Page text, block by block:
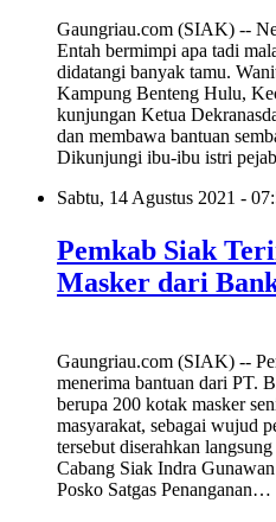
Gaungriau.com (SIAK) --
Entah bermimpi apa tadi
didatangi banyak tamu.
Kampung Benteng Hulu,
kunjungan Ketua
dan membawa bantuan
Dikunjungi ibu-ibu istri
Sabtu, 14 Agustus 2021 -
Pemkab Siak
Masker dari
Gaungriau.com (SIAK) --
menerima bantuan dari PT.
berupa 200 kotak masker
masyarakat, sebagai wujud
tersebut diserahkan
Cabang Siak Indra
Posko Satgas Penanganan…